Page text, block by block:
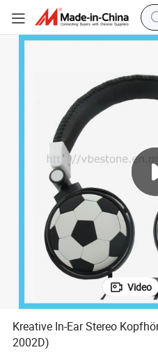
Video
Kreative In-Ear Stereo
2002D)